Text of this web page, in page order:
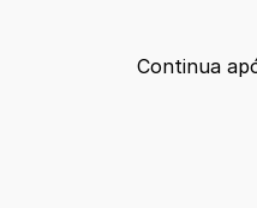
Continua